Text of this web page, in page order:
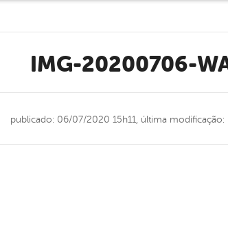
IMG-20200706-
publicado: 06/07/2020 15h11, última